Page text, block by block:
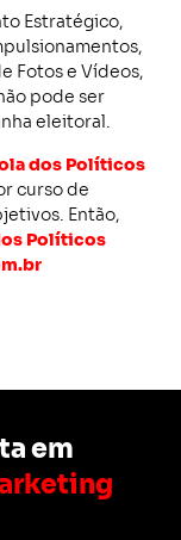
Estratégico,
Fotos e Vídeos,
pode ser
eleitoral.
dos Políticos
curso de
Então,
Políticos
em